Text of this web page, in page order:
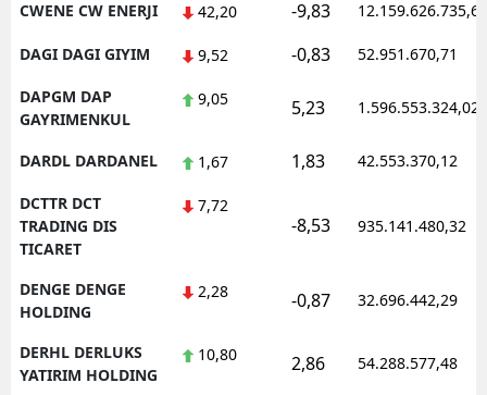
CWENE CW ENERJI 42,20 -9,83 12.159.626.735,62
DAGI DAGI GIYIM 9,52 -0,83 52.951.670,71
DAPGM DAP
GAYRIMENKUL
9,05 5,23 1.596.553.324,02
DARDL DARDANEL 1,67 1,83 42.553.370,12
DCTTR DCT
TRADING DIS
TICARET
7,72
-8,53 935.141.480,32
DENGE DENGE
HOLDING
2,28 -0,87 32.696.442,29
DERHL DERLUKS
YATIRIM HOLDING
10,80 2,86 54.288.577,48